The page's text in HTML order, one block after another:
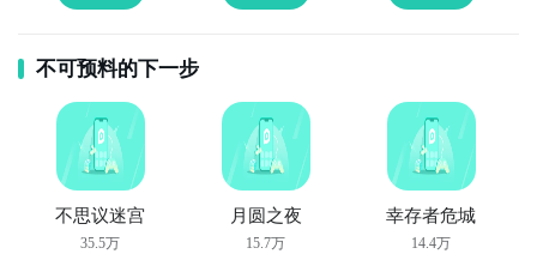
不可预料的下一步
不思议迷宫
35.5万
月圆之夜
15.7万
幸存者危城
14.4万